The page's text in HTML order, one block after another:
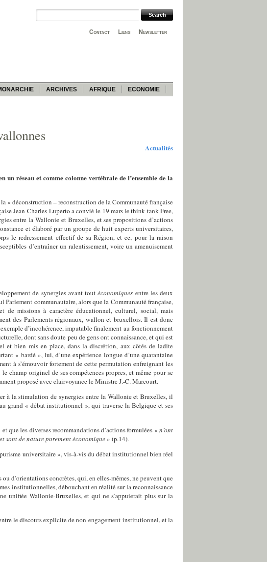
Newsletter
Liens
Contact
ARCHIVES AFRIQUE ECONOMIE
Actualités
un réseau etcomme colonne vertébrale de l’ensemble de la
« déconstruction – reconstruction de la Communauté française
Jean-Charles Luperto a convié le 19 mars le think tank Free,
entre la Wallonie et Bruxelles, et ses propositions d’actions
et élaboré par un groupe de huit experts universitaires,
le redressement effectif de sa Région, et ce, pour la raison
d’entraîner un ralentissement, voire un amenuisement
de synergies avant toutéconomiques entre les deux
Parlement communautaire, alors que la Communauté française,
de missions à caractère éducationnel, culturel, social, mais
des Parlements régionaux, wallon et bruxellois. Il est donc
d’incohérence, imputable finalement au fonctionnement
dont sans doute peu de gens ont connaissance, et qui est
et bien mis en place, dans la discrétion, aux côtés de ladite
« bardé », lui, d’une expérience longue d’une quarantaine
à s’émouvoir fortement de cette permutation enfreignant les
champ originel de ses compétences propres, et même pour se
proposé avec clairvoyance le Ministre J.-C. Marcourt.
à la stimulation de synergies entre la Wallonie et Bruxelles, il
grand « débat institutionnel », qui traverse la Belgique et ses
que les diverses recommandationsd’actions formulées «n’ont
sont de nature purement économique» (p.14).
universitaire »,vis-à-vis du débat institutionnel bien réel
d’orientations concrètes, qui, en elles-mêmes, ne peuvent que
institutionnelles, débouchant en réalité sur la reconnaissance
unifiée Wallonie-Bruxelles, et qui ne s’appuierait plus sur la
le discours explicite de non-engagement institutionnel, et la